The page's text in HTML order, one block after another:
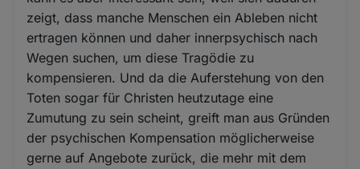
zeigt, dass manche Menschen ein Ableben nicht
ertragen können und daher innerpsychisch nach
Wegen suchen, um diese Tragödie zu
kompensieren. Und da die Auferstehung von den
Toten sogar für Christen heutzutage eine
Zumutung zu sein scheint, greift man aus Gründen
der psychischen Kompensation möglicherweise
gerne auf Angebote zurück, die mehr mit dem